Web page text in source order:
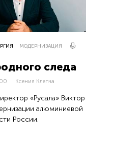
МОДЕРНИЗАЦИЯ
следа
Ксения Клепча
«Русала» Виктор
алюминиевой
России.